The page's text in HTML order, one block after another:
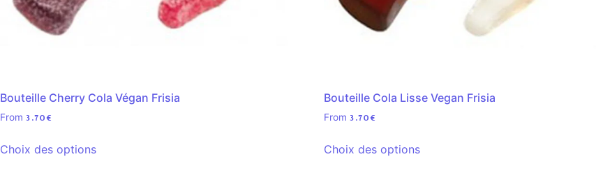
Bouteille Cherry Cola Végan Frisia
From 3.70€
Choix des options
Bouteille Cola Lisse Vegan Frisia
From 3.70€
Choix des options